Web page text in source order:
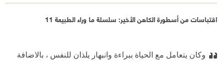
اقتباسات من أسطورة الكاهن الأخير: سلسلة ما وراء الطبيعة 11
وكان يتعامل مع الحياة ببراءة وانبهار يلذان للنفس ، بالاضافة